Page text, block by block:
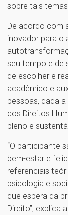
sobre tais temas.
De acordo com
inovador para o
seu tempo e de
de escolher e
acadêmico e
pessoas, dada
dos Direitos
pleno e
“O participante
bem-estar e
referenciais
psicologia e
que espera da
Direito”, explica